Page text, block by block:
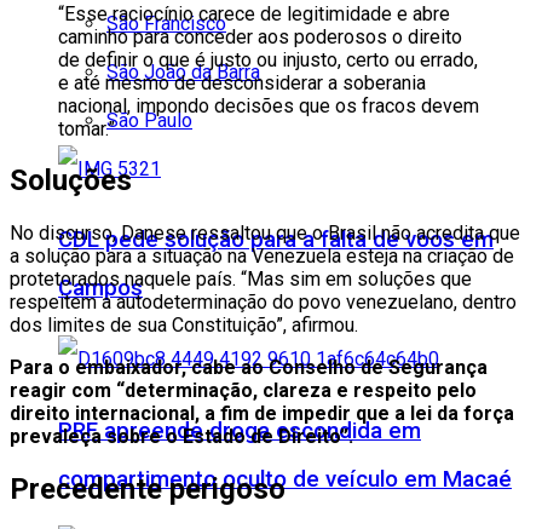
São Francisco
São João da Barra
São Paulo
CDL pede solução para a falta de voos em
Campos
PRF apreende droga escondida em
compartimento oculto de veículo em Macaé
“Esse raciocínio carece de legitimidade e abre
caminho para conceder aos poderosos o direito
de definir o que é justo ou injusto, certo ou errado,
e até mesmo de desconsiderar a soberania
nacional, impondo decisões que os fracos devem
tomar.”
Soluções
No discurso, Danese ressaltou que o Brasil não acredita que
a solução para a situação na Venezuela esteja na criação de
protetorados naquele país. “Mas sim em soluções que
respeitem a autodeterminação do povo venezuelano, dentro
dos limites de sua Constituição”, afirmou.
Para o embaixador, cabe ao Conselho de Segurança
reagir com “determinação, clareza e respeito pelo
direito internacional, a fim de impedir que a lei da força
prevaleça sobre o Estado de Direito”.
Precedente perigoso